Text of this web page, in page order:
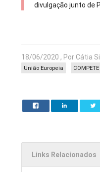
divulgação junto de
18/06/2020 , Por Cátia
União Europeia
Links Relacionados